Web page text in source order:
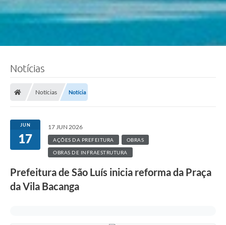
Notícias
Notícias Notícia
JUN
17
17 JUN 2026
AÇÕES DA PREFEITURA OBRAS
OBRAS DE INFRAESTRUTURA
Prefeitura de São Luís inicia reforma da Praça
da Vila Bacanga